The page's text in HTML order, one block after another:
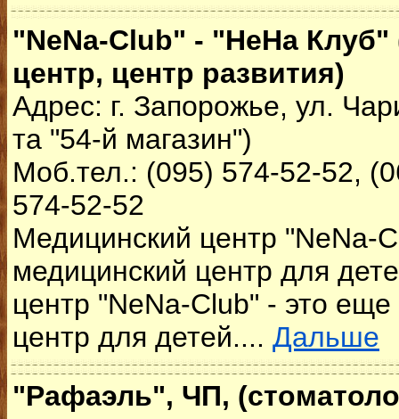
"NeNa-Club" - "НеНа
центр, центр развития)
Адрес: г. Запорожье, ул.
та "54-й магазин")
Моб.тел.: (095) 574-52-52,
574-52-52
Медицинский центр "NeNa-
медицинский центр для
центр "NeNa-Club" - это
центр для детей.... Дальше
"Рафаэль", ЧП,